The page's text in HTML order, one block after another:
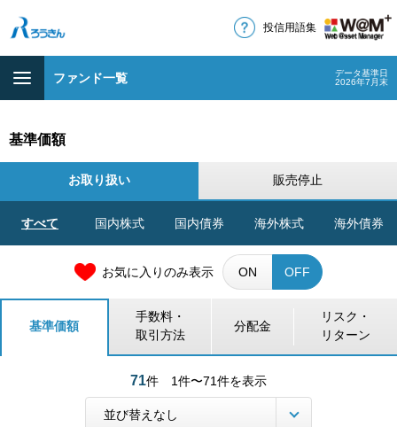
投信用語集
ファンド一覧
データ基準日
2026年7月末
基準価額
お取り扱い 販売停止
すべて 国内株式 国内債券 海外株式 海外債券
お気に入りのみ表示 ON OFF
基準価額
手数料・
取引方法
分配金
リスク・
リターン
71件 1件〜71件を表示